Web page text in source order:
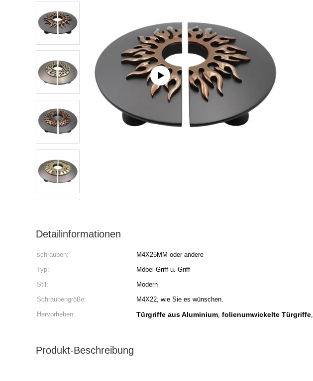
Detailinformationen
schrauben: M4X25MM oder andere
Typ:
Möbel-Griff u. Griff
Stil:
Modern
Schraubengröße:
M4X22, wie Sie es wünschen.
Hervorheben:
Türgriffe aus Aluminium, folienumwickelte Türgriffe,
Produkt-Beschreibung